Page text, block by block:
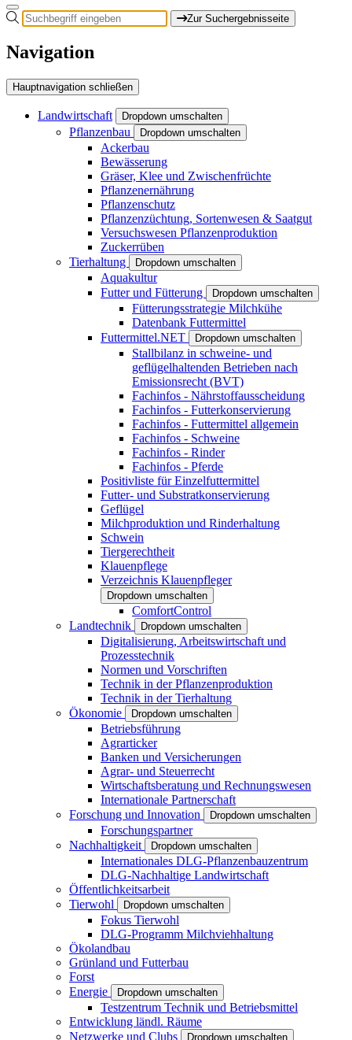
Zur Suchergebnisseite
Navigation
Hauptnavigation schließen
Landwirtschaft Dropdown umschalten
Pflanzenbau Dropdown umschalten
Ackerbau
Bewässerung
Gräser, Klee und Zwischenfrüchte
Pflanzenernährung
Pflanzenschutz
Pflanzenzüchtung, Sortenwesen & Saatgut
Versuchswesen Pflanzenproduktion
Zuckerrüben
Tierhaltung
Dropdown umschalten
Aquakultur
Futter und Fütterung
Dropdown umschalten
Fütterungsstrategie Milchkühe
Datenbank Futtermittel
Futtermittel.NET
Dropdown umschalten
Stallbilanz in schweine- und
geflügelhaltenden Betrieben nach
Emissionsrecht (BVT)
Fachinfos - Nährstoffausscheidung
Fachinfos - Futterkonservierung
Fachinfos - Futtermittel allgemein
Fachinfos - Schweine
Fachinfos - Rinder
Fachinfos - Pferde
Positivliste für Einzelfuttermittel
Futter- und Substratkonservierung
Geflügel
Milchproduktion und Rinderhaltung
Schwein
Tiergerechtheit
Klauenpflege
Verzeichnis Klauenpfleger
Dropdown umschalten
ComfortControl
Landtechnik
Dropdown umschalten
Digitalisierung, Arbeitswirtschaft und
Prozesstechnik
Normen und Vorschriften
Technik in der Pflanzenproduktion
Technik in der Tierhaltung
Ökonomie
Dropdown umschalten
Betriebsführung
Agrarticker
Banken und Versicherungen
Agrar- und Steuerrecht
Wirtschaftsberatung und Rechnungswesen
Internationale Partnerschaft
Forschung und Innovation
Dropdown umschalten
Forschungspartner
Nachhaltigkeit
Dropdown umschalten
Internationales DLG-Pflanzenbauzentrum
DLG-Nachhaltige Landwirtschaft
Öffentlichkeitsarbeit
Tierwohl
Dropdown umschalten
Fokus Tierwohl
DLG-Programm Milchviehhaltung
Ökolandbau
Grünland und Futterbau
Forst
Energie
Dropdown umschalten
Testzentrum Technik und Betriebsmittel
Entwicklung ländl. Räume
Netzwerke und Clubs
Dropdown umschalten